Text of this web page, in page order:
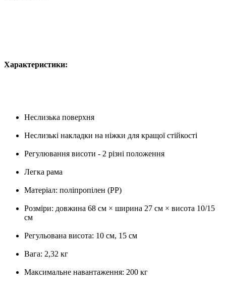
Характеристики:
Неслизька поверхня
Неслизькі накладки на ніжки для кращої стійкості
Регулювання висоти - 2 різні положення
Легка рама
Матеріал: поліпропілен (PP)
Розміри: довжина 68 см × ширина 27 см × висота 10/15
см
Регульована висота: 10 см, 15 см
Вага: 2,32 кг
Максимальне навантаження: 200 кг